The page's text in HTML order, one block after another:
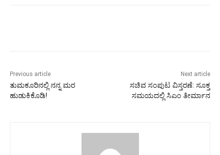
Previous article
ತುಮಕೂರಿನಲ್ಲಿ ನನ್ನ ಮರ
ಹುಡುಕಿಕೊಡಿ!
Next article
ಸಚಿವ ಸಂಪುಟ ವಿಸ್ತರಣೆ: ಸೂಕ್ತ
ಸಮಯದಲ್ಲಿ ಸಿಎಂ ತೀರ್ಮಾನ